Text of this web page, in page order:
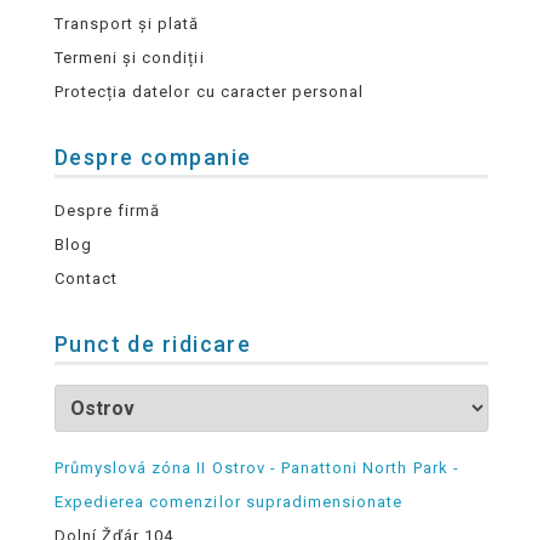
Transport și plată
Termeni și condiții
Protecția datelor cu caracter personal
Despre companie
Despre firmă
Blog
Contact
Punct de ridicare
Průmyslová zóna II Ostrov - Panattoni North Park -
Expedierea comenzilor supradimensionate
Dolní Žďár 104